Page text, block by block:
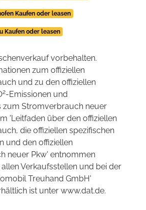
Kaufen oder leasen
Kaufen oder leasen
vorbehalten.
zum offiziellen
und zu den offiziellen
2-Emissionen und
zum Stromverbrauch neuer
'Leitfaden über den offiziellen
die offiziellen spezifischen
und den offiziellen
neuer Pkw' entnommen
Verkaufsstellen und bei der
Treuhand GmbH'
ist unter www.dat.de.